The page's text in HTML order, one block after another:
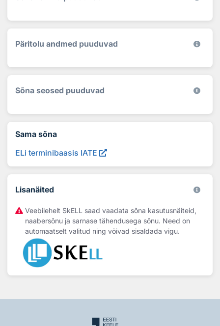
Päritolu andmed puuduvad
Sõna seosed puuduvad
Sama sõna
ELi terminibaasis IATE
Lisanäited
Veebilehelt SkELL saad vaadata sõna kasutusnäiteid,
naabersõnu ja sarnase tähendusega sõnu. Need on
automaatselt valitud ning võivad sisaldada vigu.